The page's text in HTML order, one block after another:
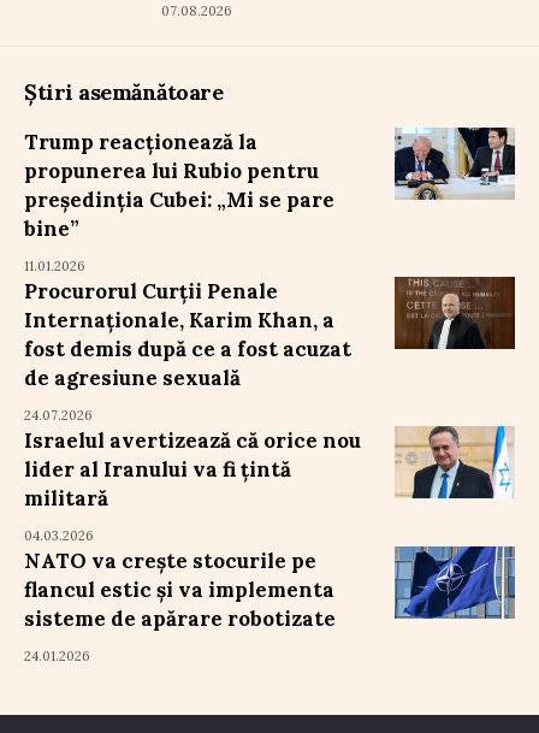
07.08.2026
Știri asemănătoare
Trump reacționează la
propunerea lui Rubio pentru
președinția Cubei: „Mi se pare
bine”
11.01.2026
Procurorul Curții Penale
Internaționale, Karim Khan, a
fost demis după ce a fost acuzat
de agresiune sexuală
24.07.2026
Israelul avertizează că orice nou
lider al Iranului va fi țintă
militară
04.03.2026
NATO va crește stocurile pe
flancul estic și va implementa
sisteme de apărare robotizate
24.01.2026